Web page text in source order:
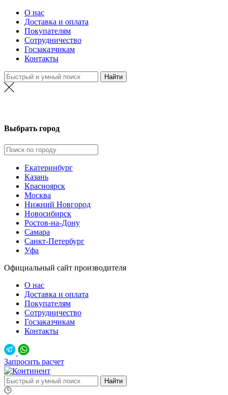
О нас
Доставка и оплата
Покупателям
Сотрудничество
Госзаказчикам
Контакты
Выбрать город
Екатеринбург
Казань
Красноярск
Москва
Нижний Новгород
Новосибирск
Ростов-на-Дону
Самара
Санкт-Петербург
Уфа
Официальный сайт производителя
О нас
Доставка и оплата
Покупателям
Сотрудничество
Госзаказчикам
Контакты
Запросить расчет